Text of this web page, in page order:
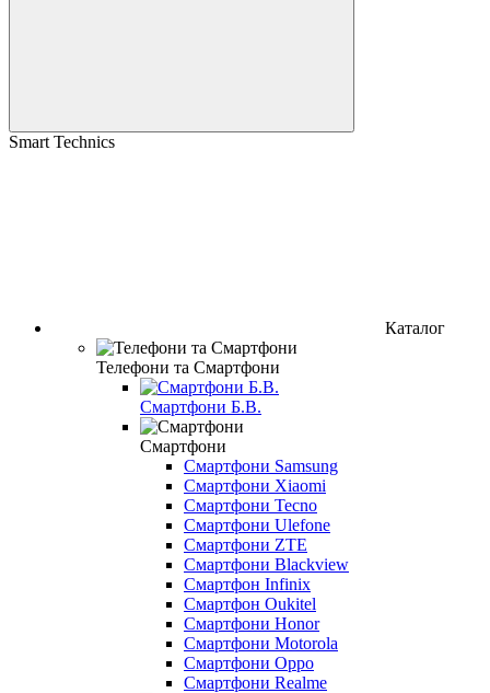
Smart Technics
Каталог
Телефони та Смартфони
Смартфони Б.В.
Смартфони
Смартфони Samsung
Смартфони Xiaomi
Смартфони Tecno
Смартфони Ulefone
Смартфони ZTE
Смартфони Blackview
Смартфон Infinix
Смартфон Oukitel
Смартфони Honor
Смартфони Motorola
Смартфони Oppo
Смартфони Realme